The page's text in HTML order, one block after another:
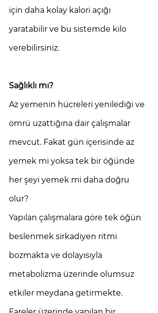
için daha kolay kalori açığı
yaratabilir ve bu sistemde kilo
verebilirsiniz.
Sağlıklı mı?
Az yemenin hücreleri yenilediği ve
ömrü uzattığına dair çalışmalar
mevcut. Fakat gün içerisinde az
yemek mi yoksa tek bir öğünde
her şeyi yemek mi daha doğru
olur?
Yapılan çalışmalara göre tek öğün
beslenmek sirkadiyen ritmi
bozmakta ve dolayısıyla
metabolizma üzerinde olumsuz
etkiler meydana getirmekte.